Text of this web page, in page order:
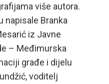
više autora.
napisale Branka
iz Javne
– Međimurska
građe i dijelu
voditelj